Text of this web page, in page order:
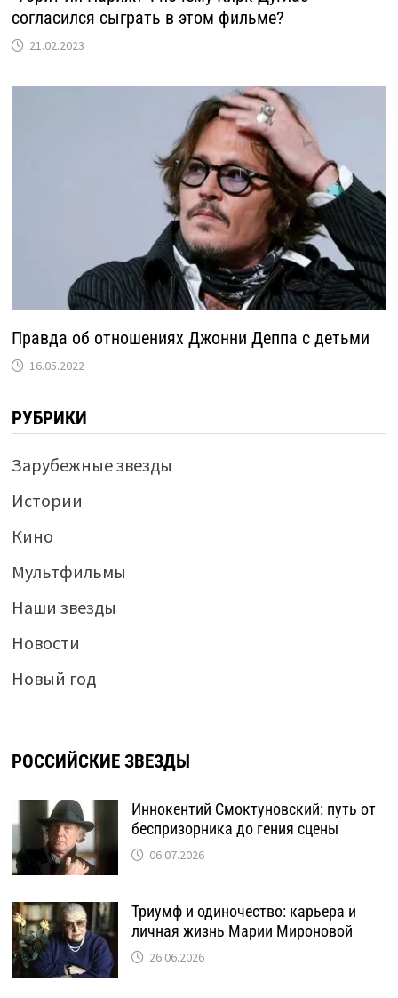
согласился сыграть в этом фильме?
21.02.2023
Правда об отношениях Джонни Деппа с детьми
16.05.2022
РУБРИКИ
Зарубежные звезды
Истории
Кино
Мультфильмы
Наши звезды
Новости
Новый год
РОССИЙСКИЕ ЗВЕЗДЫ
Иннокентий Смоктуновский: путь от
беспризорника до гения сцены
06.07.2026
Триумф и одиночество: карьера и
личная жизнь Марии Мироновой
26.06.2026